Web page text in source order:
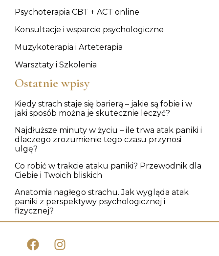
Psychoterapia CBT + ACT online
Konsultacje i wsparcie psychologiczne
Muzykoterapia i Arteterapia
Warsztaty i Szkolenia
Ostatnie wpisy
Kiedy strach staje się barierą – jakie są fobie i w
jaki sposób można je skutecznie leczyć?
Najdłuższe minuty w życiu – ile trwa atak paniki i
dlaczego zrozumienie tego czasu przynosi
ulgę?
Co robić w trakcie ataku paniki? Przewodnik dla
Ciebie i Twoich bliskich
Anatomia nagłego strachu. Jak wygląda atak
paniki z perspektywy psychologicznej i
fizycznej?